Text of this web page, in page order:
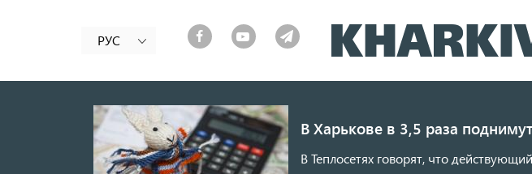
РУС
В Харькове в 3,5 раза
В Теплосетях говорят, что